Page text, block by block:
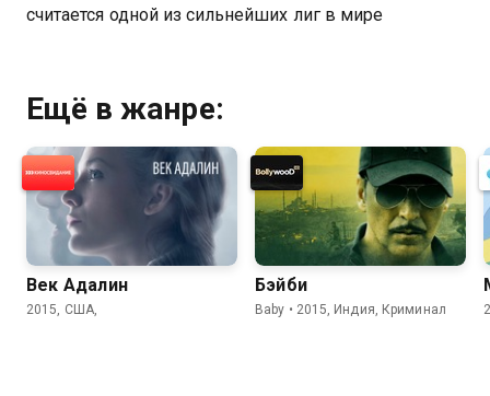
считается одной из сильнейших лиг в мире
Ещё в жанре:
Век Адалин
2015, США,
Бэйби
Baby • 2015, Индия, Криминал